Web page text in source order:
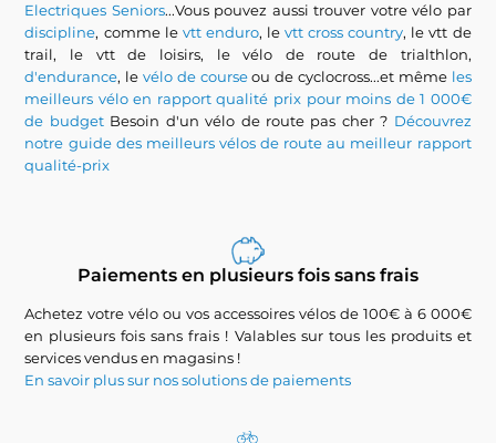
Electriques Seniors...Vous pouvez aussi trouver votre vélo par
discipline, comme le vtt enduro, levtt cross country, le vtt de
trail, le vtt de loisirs, le vélo de route de trialthlon,
d'endurance, levélo de courseou de cyclocross...et même les
meilleurs vélo en rapport qualité prix pour moins de 1 000€
de budgetBesoin d'un vélo de route pas cher ? Découvrez
notre guide des meilleurs vélos de route au meilleur rapport
qualité-prix
Paiements en plusieurs fois sans frais
Achetez votre vélo ou vos accessoires vélos de 100€ à 6 000€
en plusieurs fois sans frais ! Valables sur tous les produits et
services vendus en magasins !
En savoir plus sur nos solutions de paiements